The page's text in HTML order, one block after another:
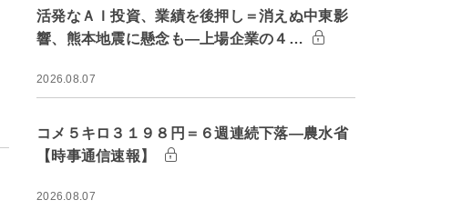
活発なＡＩ投資、業績を後押し＝消えぬ中東影
響、熊本地震に懸念も―上場企業の４…
2026.08.07
コメ５キロ３１９８円＝６週連続下落―農水省
【時事通信速報】
2026.08.07